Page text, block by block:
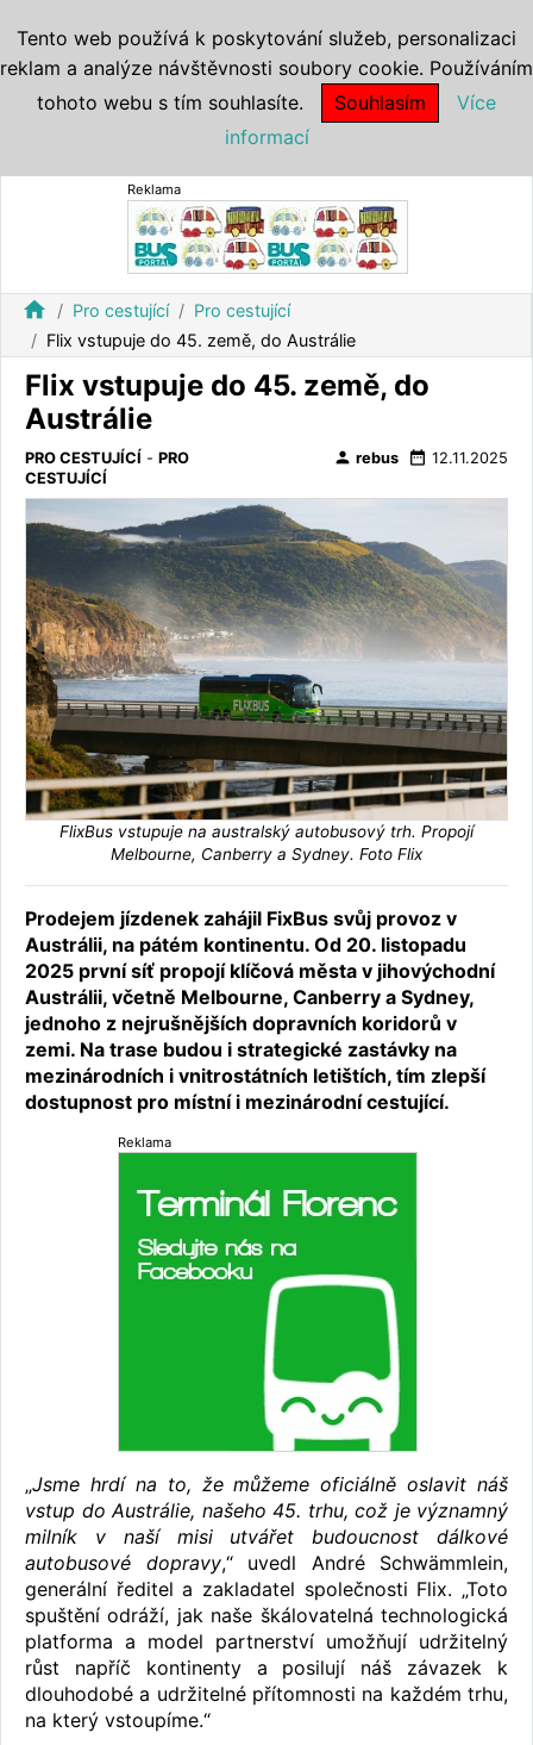
Reklama
home Pro cestující
Pro cestující
Flix vstupuje do 45. země, do Austrálie
Flix vstupuje do 45. země, do
Austrálie
PRO CESTUJÍCÍ - PRO
CESTUJÍCÍ
person rebus date_range 12.11.2025
FlixBus vstupuje na australský autobusový trh. Propojí
Melbourne, Canberry a Sydney. Foto Flix
Prodejem jízdenek zahájil FixBus svůj provoz v
Austrálii, na pátém kontinentu. Od 20. listopadu
2025 první síť propojí klíčová města v jihovýchodní
Austrálii, včetně Melbourne, Canberry a Sydney,
jednoho z nejrušnějších dopravních koridorů v
zemi. Na trase budou i strategické zastávky na
mezinárodních i vnitrostátních letištích, tím zlepší
dostupnost pro místní i mezinárodní cestující.
Reklama
„Jsme hrdí na to, že můžeme oficiálně oslavit náš
vstup do Austrálie, našeho 45. trhu, což je významný
milník v naší misi utvářet budoucnost dálkové
autobusové dopravy,“ uvedl André Schwämmlein,
generální ředitel a zakladatel společnosti Flix. „Toto
spuštění odráží, jak naše škálovatelná technologická
platforma a model partnerství umožňují udržitelný
růst napříč kontinenty a posilují náš závazek k
dlouhodobé a udržitelné přítomnosti na každém trhu,
na který vstoupíme.“
Tento web používá k poskytování služeb, personalizaci
reklam a analýze návštěvnosti soubory cookie. Používáním
tohoto webu s tím souhlasíte.
Souhlasím
Více
informací